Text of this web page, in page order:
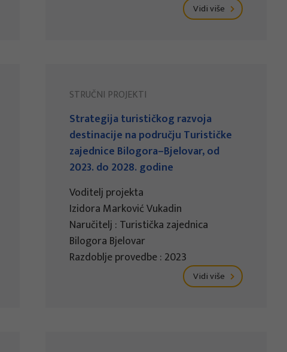
Vidi više
STRUČNI PROJEKTI
Strategija turističkog razvoja
destinacije na području Turističke
zajednice Bilogora–Bjelovar, od
2023. do 2028. godine
Voditelj projekta
Izidora Marković Vukadin
Naručitelj : Turistička zajednica
Bilogora Bjelovar
Razdoblje provedbe : 2023
Vidi više